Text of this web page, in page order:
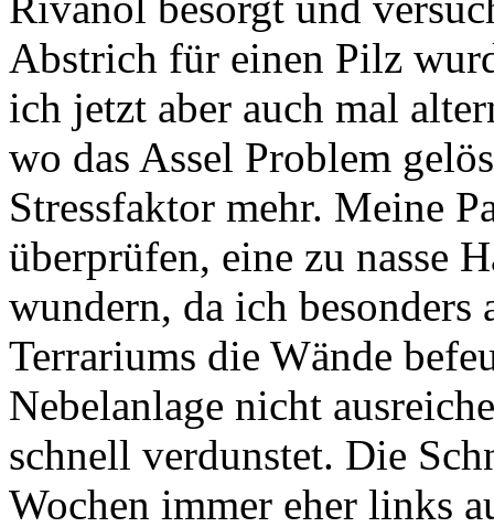
Abstrich für einen Pilz
ich jetzt aber auch mal
wo das Assel Problem
Stressfaktor mehr. Meine
überprüfen, eine zu nasse
wundern, da ich besonders
Terrariums die Wände
Nebelanlage nicht
schnell verdunstet. Die
Wochen immer eher links